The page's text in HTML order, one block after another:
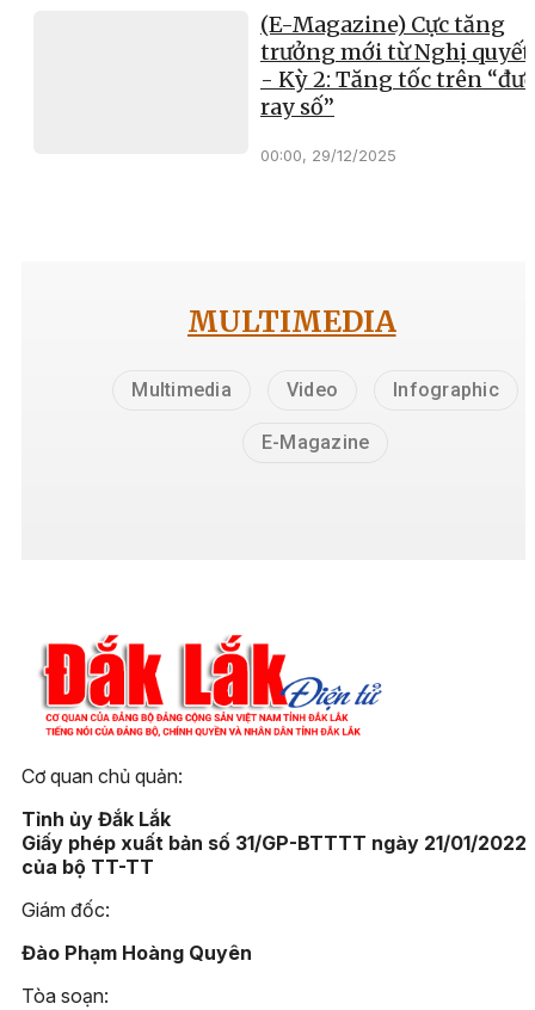
(E-Magazine) Cực tăng
trưởng mới từ Nghị quyết
- Kỳ 2: Tăng tốc trên
ray số”
00:00, 29/12/2025
MULTIMEDIA
Multimedia Video Infographic
E-Magazine
Cơ quan chủ quản:
Tỉnh ủy Đắk Lắk
Giấy phép xuất bản số 31/GP-BTTTT ngày 21/01/2022
của bộ TT-TT
Giám đốc:
Đào Phạm Hoàng Quyên
Tòa soạn: